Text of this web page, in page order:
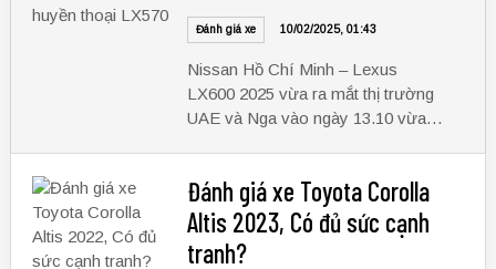
Đánh giá xe 10/02/2025, 01:43
Nissan Hồ Chí Minh – Lexus
LX600 2025 vừa ra mắt thị trường
UAE và Nga vào ngày 13.10 vừa…
Đánh giá xe Toyota Corolla
Altis 2023, Có đủ sức cạnh
tranh?